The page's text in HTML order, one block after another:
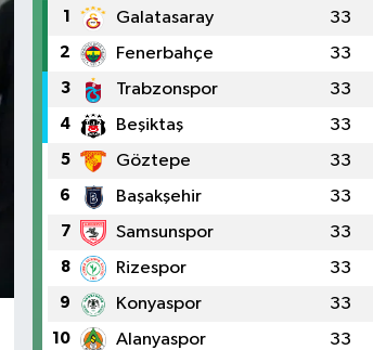
1 Galatasaray 33
2 Fenerbahçe 33
3 Trabzonspor 33
4 Beşiktaş 33
5 Göztepe 33
6 Başakşehir 33
7 Samsunspor 33
8 Rizespor 33
9 Konyaspor 33
10 Alanyaspor 33